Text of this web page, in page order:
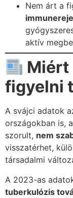
Nem árt a
immunereje
aktív
Miért
figyelni
A svájci adatok
országokban is,
szorult, nem
visszatérhet,
társadalmi
A 2023-as
tuberkulózis